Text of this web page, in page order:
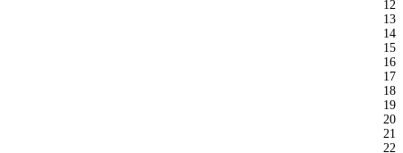
12
13
14
15
16
17
18
19
20
21
22